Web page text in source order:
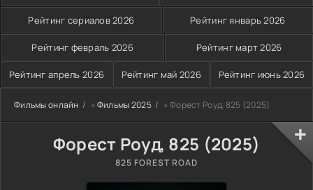
Рейтинг сериалов 2026 Рейтинг январь 2026
Рейтинг февраль 2026 Рейтинг март 2026
Рейтинг апрель 2026 Рейтинг май 2026 Рейтинг июнь 2026
Фильмы онлайн » Фильмы 2025 » Форест Роуд, 825 (2025)
Форест Роуд, 825 (2025)
825 FOREST ROAD